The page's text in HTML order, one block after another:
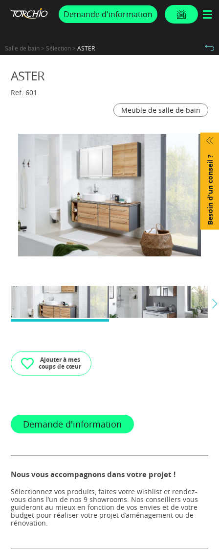
PROMOS & ACTUSDemande d'information
Salle de bain > Sélection > ASTER
Besoin d'un conseil ?
ASTER
Ref. 601
Meuble de salle de bain
Ajouter à mes
coups de cœur
Demande d'information
Nous vous accompagnons dans votre projet !
Sélectionnez vos produits, faites votre wishlist et rendez-
vous dans l’un de nos 9 showrooms. Nos conseillers vous
guideront au mieux en fonction de vos envies et de votre
budget pour réaliser votre projet d’aménagement ou de
rénovation.